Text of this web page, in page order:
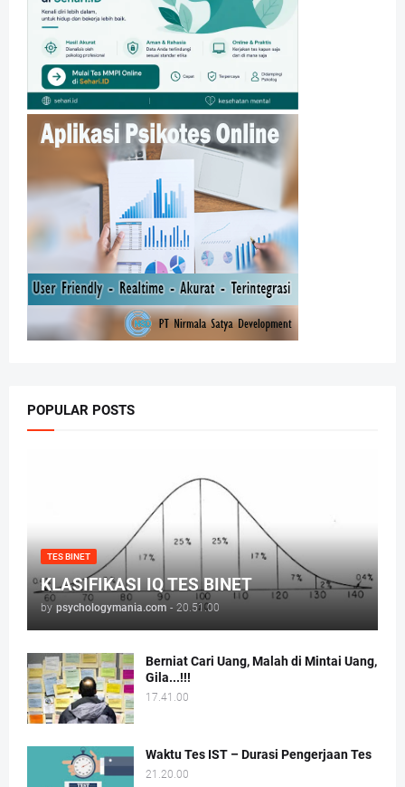
POPULAR POSTS
TES BINET
KLASIFIKASI IQ TES BINET
by psychologymania.com - 20.51.00
Berniat Cari Uang, Malah di Mintai Uang,
Gila...!!!
17.41.00
Waktu Tes IST – Durasi Pengerjaan Tes
21.20.00